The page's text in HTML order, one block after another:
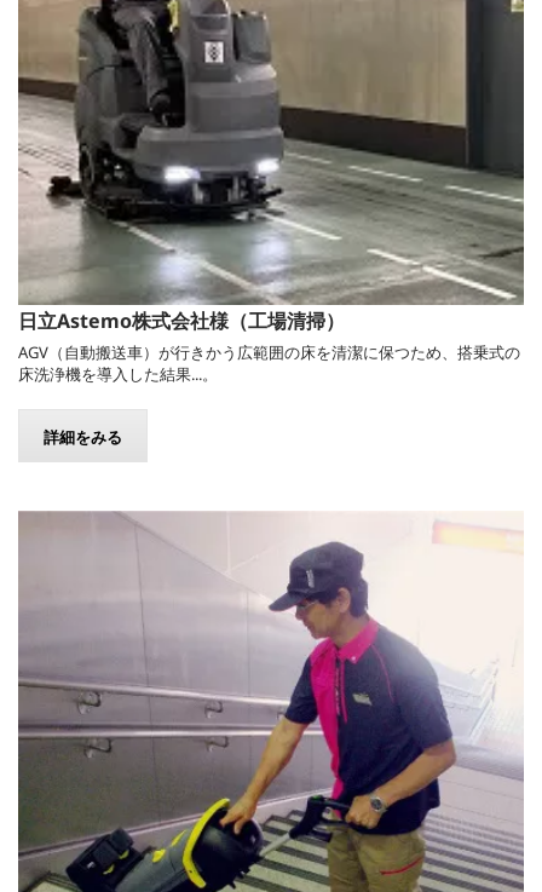
日立Astemo株式会社様（工場清掃）
AGV（自動搬送車）が行きかう広範囲の床を清潔に保つため、搭乗式の
床洗浄機を導入した結果...。
詳細をみる